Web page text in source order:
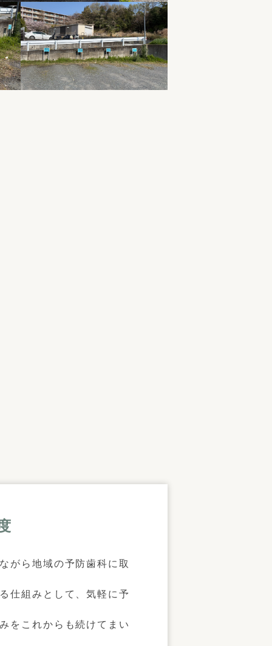
がら地域の予防歯科に取
仕組みとして、気軽に予
をこれからも続けてまい